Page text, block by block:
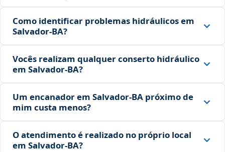
Como identificar problemas hidráulicos em
Salvador‑BA?
Vocês realizam qualquer conserto hidráulico
em Salvador‑BA?
Um encanador em Salvador‑BA próximo de
mim custa menos?
O atendimento é realizado no próprio local
em Salvador‑BA?